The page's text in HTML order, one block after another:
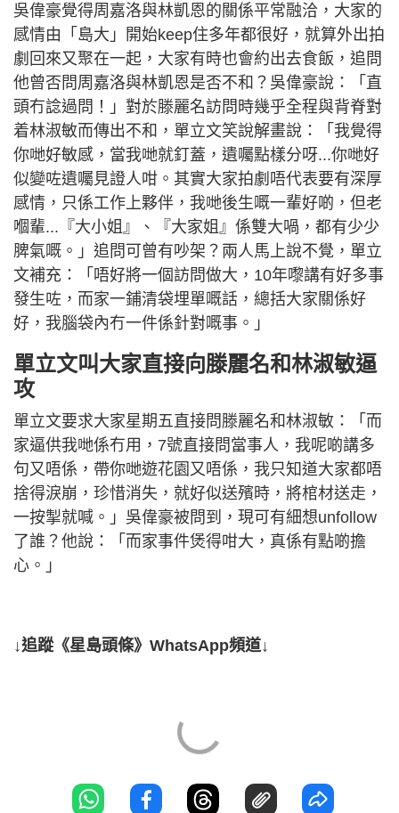
吳偉豪覺得周嘉洛與林凱恩的關係平常融洽，大家的
感情由「島大」開始keep住多年都很好，就算外出拍
劇回來又聚在一起，大家有時也會約出去食飯，追問
他曾否問周嘉洛與林凱恩是否不和？吳偉豪說：「直
頭冇諗過問！」對於滕麗名訪問時幾乎全程與背脊對
着林淑敏而傳出不和，單立文笑說解畫說：「我覺得
你哋好敏感，當我哋就釘蓋，遺囑點樣分呀...你哋好
似變咗遺囑見證人咁。其實大家拍劇唔代表要有深厚
感情，只係工作上夥伴，我哋後生嘅一輩好啲，但老
嗰輩...『大小姐』、『大家姐』係雙大喎，都有少少
脾氣嘅。」追問可曾有吵架？兩人馬上說不覺，單立
文補充：「唔好將一個訪問做大，10年嚟講有好多事
發生咗，而家一鋪清袋埋單嘅話，總括大家關係好
好，我腦袋內冇一件係針對嘅事。」
單立文叫大家直接向滕麗名和林淑敏逼
攻
單立文要求大家星期五直接問滕麗名和林淑敏：「而
家逼供我哋係冇用，7號直接問當事人，我呢啲講多
句又唔係，帶你哋遊花園又唔係，我只知道大家都唔
捨得淚崩，珍惜消失，就好似送殯時，將棺材送走，
一按掣就喊。」吳偉豪被問到，現可有細想unfollow
了誰？他說：「而家事件煲得咁大，真係有點啲擔
心。」
↓追蹤《星島頭條》WhatsApp頻道↓